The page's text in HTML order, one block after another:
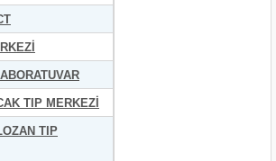
TIP MERKEZİ
TIP